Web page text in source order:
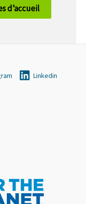
d’accueil
Linkedin